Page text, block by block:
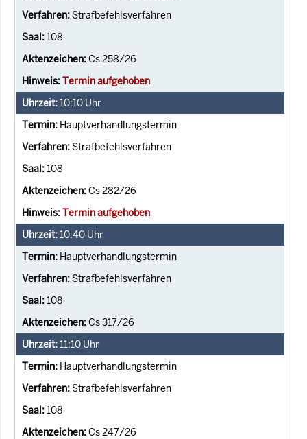
Strafbefehlsverfahren
108
Cs 258/26
Termin aufgehoben
10:10 Uhr
Hauptverhandlungstermin
Strafbefehlsverfahren
108
Cs 282/26
Termin aufgehoben
10:40 Uhr
Hauptverhandlungstermin
Strafbefehlsverfahren
108
Cs 317/26
11:10 Uhr
Hauptverhandlungstermin
Strafbefehlsverfahren
108
Cs 247/26